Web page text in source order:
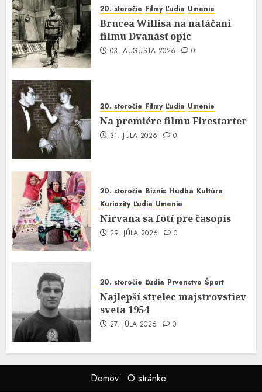
20. storočie Filmy Ľudia Umenie
Brucea Willisa na natáčaní
filmu Dvanásť opíc
03. AUGUSTA 2026 0
20. storočie Filmy Ľudia Umenie
Na premiére filmu Firestarter
31. JÚLA 2026 0
20. storočie Biznis Hudba Kultúra
Kuriozity Ľudia Umenie
Nirvana sa fotí pre časopis
29. JÚLA 2026 0
20. storočie Ľudia Prvenstvo Šport
Najlepší strelec majstrovstiev
sveta 1954
27. JÚLA 2026 0
Domov O stránke